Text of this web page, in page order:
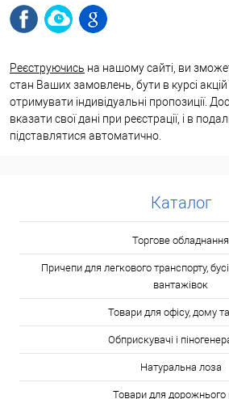
Реєструючись на нашому сайті, ви
стан Ваших замовлень, бути в курсі
отримувати індивідуальні пропозиції.
вказати свої дані при реєстрації, і в
підставлятися автоматично.
Каталог
Торгове обладнання
Причепи для легкового транспорту,
вантажівок
Товари для офісу, дому
Обприскувачі і
Натуральна лоза
Товари для дорожнього